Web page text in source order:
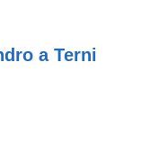
a Terni